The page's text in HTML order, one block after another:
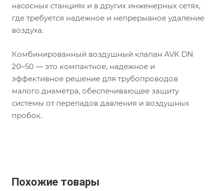
насосных станциях и в других инженерных сетях,
где требуется надежное и непрерывное удаление
воздуха.
Комбинированный воздушный клапан AVK DN
20–50 — это компактное, надежное и
эффективное решение для трубопроводов
малого диаметра, обеспечивающее защиту
системы от перепадов давления и воздушных
пробок.
Похожие товары